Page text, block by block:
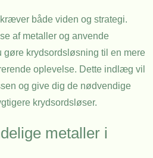
både viden og strategi.
af metaller og anvende
gøre krydsordsløsning til en mere
oplevelse. Dette indlæg vil
og give dig de nødvendige
krydsordsløser.
metaller i